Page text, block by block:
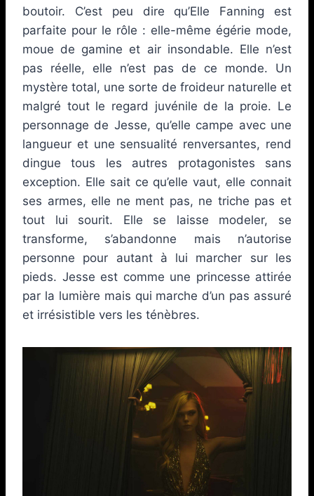
boutoir. C’est peu dire qu’Elle Fanning est
parfaite pour le rôle : elle-même égérie mode,
moue de gamine et air insondable. Elle n’est
pas réelle, elle n’est pas de ce monde. Un
mystère total, une sorte de froideur naturelle et
malgré tout le regard juvénile de la proie. Le
personnage de Jesse, qu’elle campe avec une
langueur et une sensualité renversantes, rend
dingue tous les autres protagonistes sans
exception. Elle sait ce qu’elle vaut, elle connait
ses armes, elle ne ment pas, ne triche pas et
tout lui sourit. Elle se laisse modeler, se
transforme, s’abandonne mais n’autorise
personne pour autant à lui marcher sur les
pieds. Jesse est comme une princesse attirée
par la lumière mais qui marche d’un pas assuré
et irrésistible vers les ténèbres.